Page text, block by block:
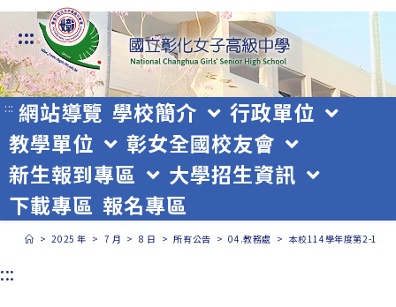
跳
轉
至
主
要
內
容
:::
::: 網站導覽 學校簡介
行政單位
教學單位
彰女全國校友會
新生報到專區
大學招生資訊
下載專區 報名專區
> 2025 年 > 7 月 > 8 日 > 所有公告 > 04.教務處 > 本校114學年度第2-1次
:::